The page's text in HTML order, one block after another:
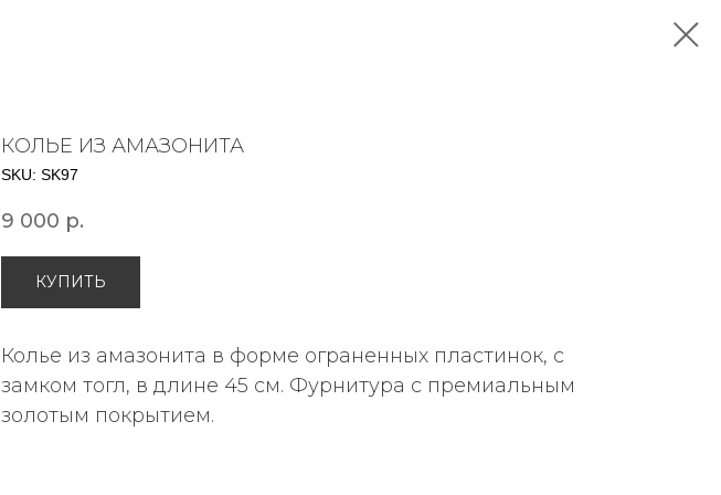
КОЛЬЕ ИЗ АМАЗОНИТА
SKU: SK97
9 000 р.
КУПИТЬ
Колье из амазонита в форме ограненных пластинок, с
замком тогл, в длине 45 см. Фурнитура с премиальным
золотым покрытием.